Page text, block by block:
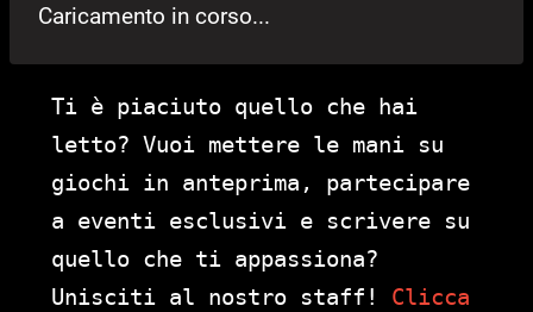
Caricamento in corso...
Ti è piaciuto quello che hai
letto? Vuoi mettere le mani su
giochi in anteprima, partecipare
a eventi esclusivi e scrivere su
quello che ti appassiona?
Unisciti al nostro staff! Clicca